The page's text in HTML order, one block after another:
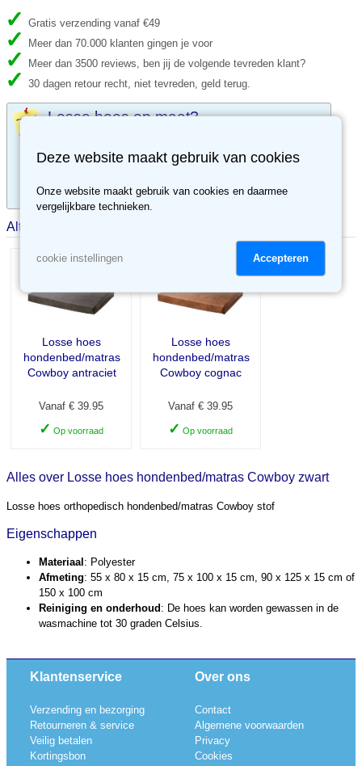
Gratis verzending vanaf €49
Meer dan 70.000 klanten gingen je voor
Meer dan 3500 reviews, ben jij de volgende tevreden klant?
30 dagen retour recht, niet tevreden, geld terug.
Losse hoes op maat?
www.mijneigenkussen.nl
Levertijd ca. 5 werkdagen.
Alternatieve producten
Losse hoes
hondenbed/matras
Cowboy antraciet
Vanaf € 39.95
✓ Op voorraad
Losse hoes
hondenbed/matras
Cowboy cognac
Vanaf € 39.95
✓ Op voorraad
Alles over Losse hoes hondenbed/matras Cowboy zwart
Losse hoes orthopedisch hondenbed/matras Cowboy stof
Eigenschappen
Materiaal : Polyester
Afmeting: 55 x 80 x 15 cm, 75 x 100 x 15 cm, 90 x 125 x 15 cm of
150 x 100 cm
Reiniging en onderhoud : De hoes kan worden gewassen in de
wasmachine tot 30 graden Celsius.
Klantenservice
Verzending en bezorging
Retourneren & service
Veilig betalen
Kortingsbon
Over ons
Contact
Algemene voorwaarden
Privacy
Cookies
Deze website maakt gebruik van cookies
Onze website maakt gebruik van cookies en daarmee
vergelijkbare technieken.
cookie instellingen Accepteren